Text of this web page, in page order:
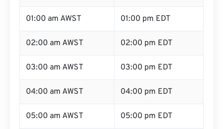
01:00 am AWST 01:00 pm EDT
02:00 am AWST 02:00 pm EDT
03:00 am AWST 03:00 pm EDT
04:00 am AWST 04:00 pm EDT
05:00 am AWST 05:00 pm EDT